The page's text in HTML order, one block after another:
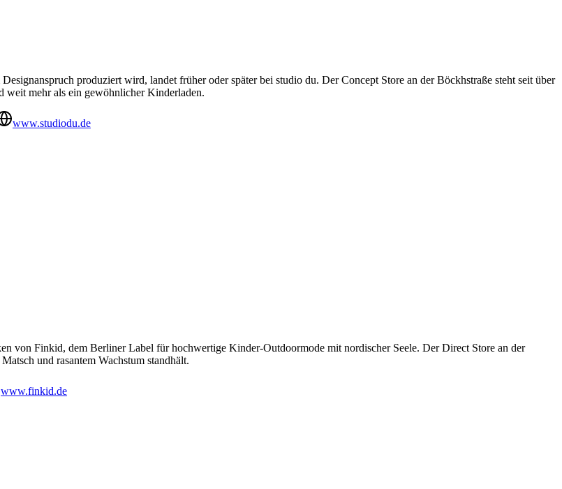
produziert wird, landet früher oder später bei studio du. Der Concept Store an der Böckhstraße steht seit über
weit mehr als ein gewöhnlicher Kinderladen.
www.studiodu.de
von Finkid, dem Berliner Label für hochwertige Kinder-Outdoormode mit nordischer Seele. Der Direct Store an der
und rasantem Wachstum standhält.
www.finkid.de